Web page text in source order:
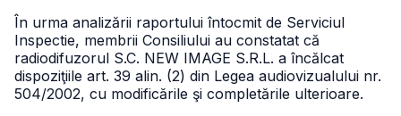
În urma analizării raportului întocmit de Serviciul
Inspectie, membrii Consiliului au constatat că
radiodifuzorul S.C. NEW IMAGE S.R.L. a încălcat
dispoziţiile art. 39 alin. (2) din Legea audiovizualului nr.
504/2002, cu modificările şi completările ulterioare.